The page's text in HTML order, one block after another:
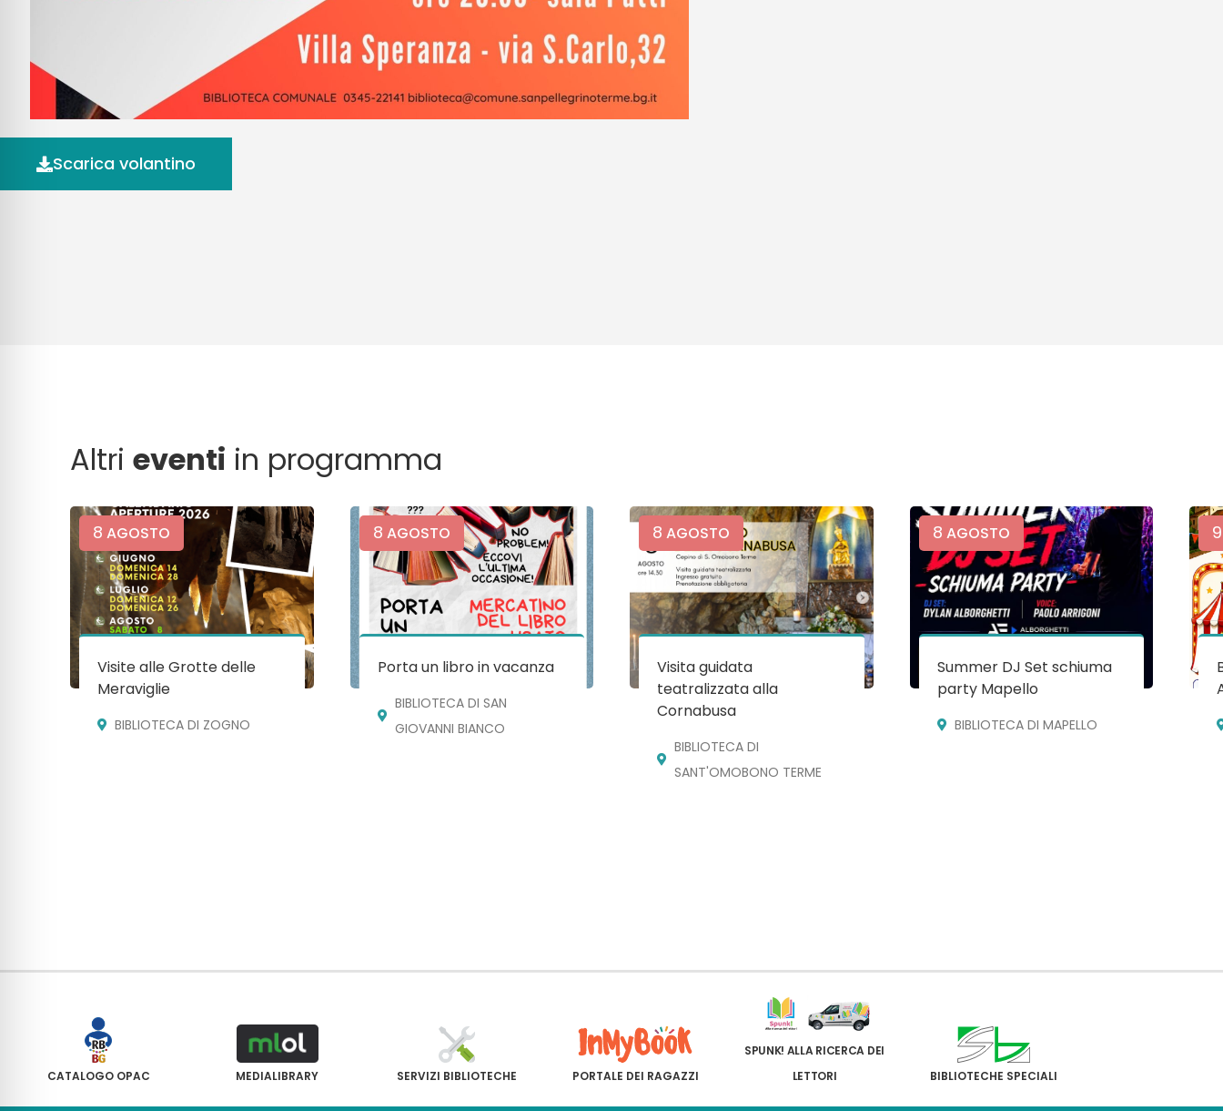
Scarica volantino
Altrieventi in programma
8 AGOSTO
Visite alle Grotte delle
Meraviglie
BIBLIOTECA DI ZOGNO
8 AGOSTO
Porta un libro in vacanza
BIBLIOTECA DI SAN
GIOVANNI BIANCO
8 AGOSTO
Visita guidata
teatralizzata alla
Cornabusa
BIBLIOTECA DI
SANT'OMOBONO TERME
8 AGOSTO
Summer DJ Set schiuma
party Mapello
BIBLIOTECA DI MAPELLO
9
CATALOGO OPAC MEDIALIBRARY SERVIZI BIBLIOTECHE PORTALE DEI RAGAZZI
SPUNK! ALLA RICERCA DEI
LETTORI
BIBLIOTECHE SPECIALI